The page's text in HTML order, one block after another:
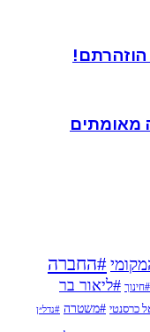
הוזהרתם!
קורונה מאומתים
#החברה
#חינוך #ליאור בר
כרסנטי #משטרה #נדל״ן